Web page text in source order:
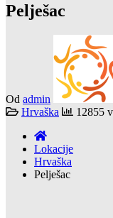
Pelješac
Od admin
Hrvaška
12855
Lokacije
Hrvaška
Pelješac